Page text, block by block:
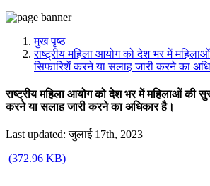
मुख पृष्ठ
राष्ट्रीय महिला आयोग को देश भर में
सिफारिशें करने या सलाह जारी करने का
राष्ट्रीय महिला आयोग को देश भर में महिलाओं की
करने या सलाह जारी करने का अधिकार है।
Last updated: जुलाई 17th, 2023
(372.96 KB)